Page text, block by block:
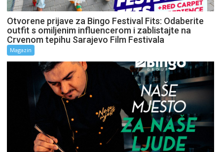
Otvorene prijave za Bingo Festival Fits: Odaberite
outfit s omiljenim influencerom i zablistajte na
Crvenom tepihu Sarajevo Film Festivala
Magazin